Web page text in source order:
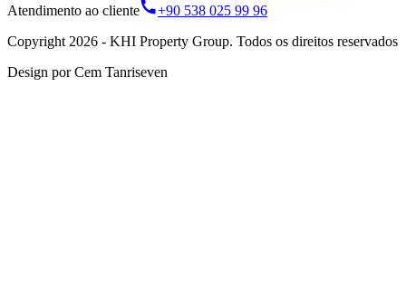
Atendimento ao cliente
+90 538 025 99 96
Copyright 2026 - KHI Property Group. Todos os direitos reservados
Design por Cem Tanriseven